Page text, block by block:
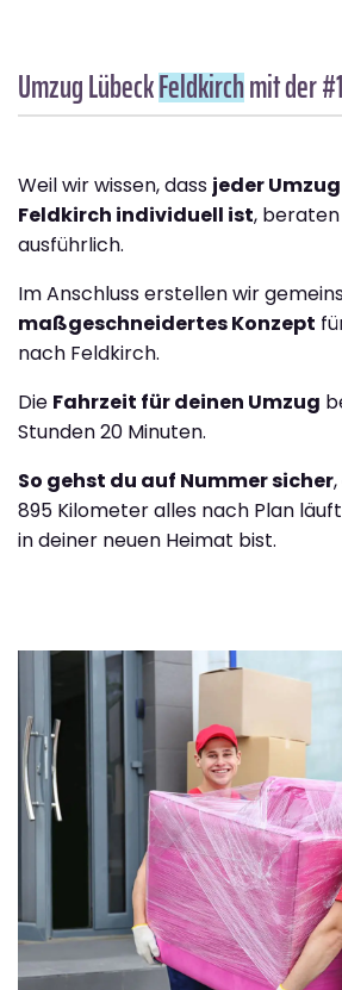
Umzug LübeckFeldkirchmit der
Weil wir wissen, dass jeder
Feldkirch individuell ist,
ausführlich.
Im Anschluss erstellen wir
maßgeschneidertes Konzept
nach Feldkirch.
Die Fahrzeit für deinen Umzug
Stunden 20 Minuten.
So gehst du auf Nummer sicher
895 Kilometer alles nach Plan
in deiner neuen Heimat bist.